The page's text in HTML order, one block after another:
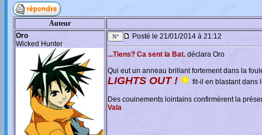
Auteur
Oro
Wicked Hunter
Posté le 21/01/2014 à 21:12
...Tiens? Ca sent la Bat. déclara Oro
Qui eut un anneau brillant fortement dans la
LIGHTS OUT ! fit-il en blastant dans
Des couinements lointains confirmèrent la
Vala